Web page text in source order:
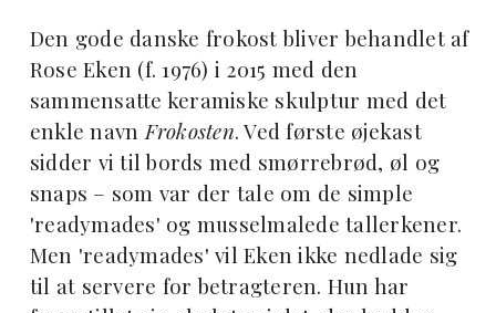
Den gode danske frokost bliver behandlet af
Rose Eken (f. 1976) i 2015 med den
sammensatte keramiske skulptur med det
enkle navn Frokosten. Ved første øjekast
sidder vi til bords med smørrebrød, øl og
snaps – som var der tale om de simple
'readymades' og musselmalede tallerkener.
Men 'readymades' vil Eken ikke nedlade sig
til at servere for betragteren. Hun har